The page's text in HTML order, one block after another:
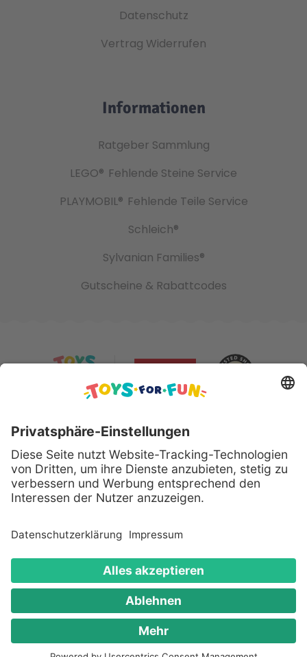
Datenschutz
Vertrag Widerrufen
Informationen
Ratgeber Sammlung
LEGO® Fehlende Steine Service
PLAYMOBIL® Fehlende Teile Service
Schleich®
Sylvanian Families®
Gutscheine & Rabattcodes
Sicher bezahlen mit:
Alle genannten Produkte und Logos sind eingetragene
Warenzeichen der jeweiligen Hersteller.
Copyright © 2008 - 2026 Toys for Fun GmbH - Alle
Rechte vorbehalten